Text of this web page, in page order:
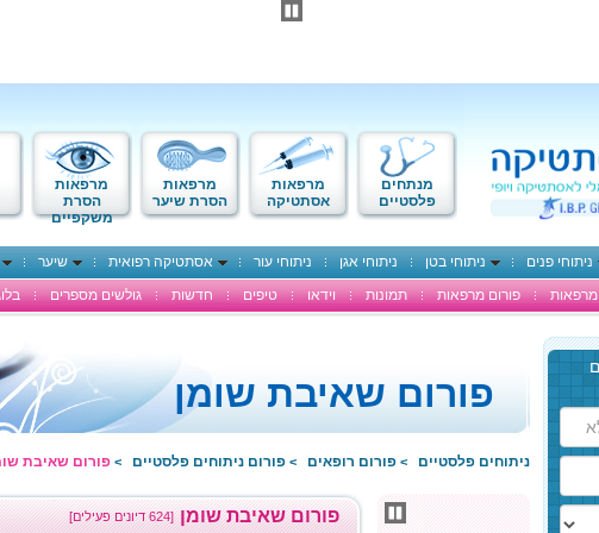
מנתחים
פלסטיים
מרפאות
אסתטיקה
מרפאות
הסרת שיער
מרפאות
הסרת
משקפיים
ניתוחי פנים ניתוחי בטן ניתוחי אגן ניתוחי עור אסתטיקה רפואית שיער
מרפאות פורום מרפאות תמונות וידאו טיפים חדשות גולשים מספרים
פורום שאיבת שומן
ניתוחים פלסטיים > פורום רופאים > פורום ניתוחים פלסטיים > פורום שאיבת
[624 דיונים פעילים] פורום שאיבת שומן